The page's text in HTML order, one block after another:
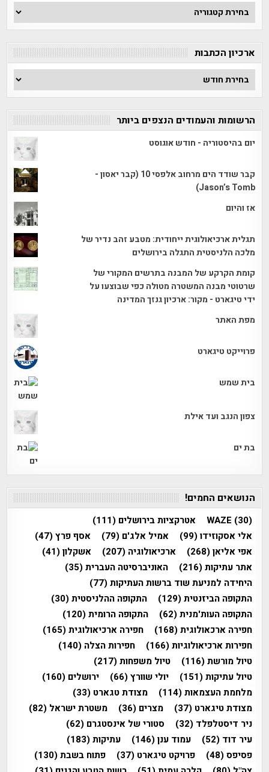
חפש
לפי
קטגוריה
ארכיון הכתבות
ארכיון
הכתבות
הרשומות והעמודים הנצפים ביותר
יום בהיסטוריה - חודש אוגוסט
קבר שודד הים מרחוב אלפסי 10 (קבר יאסון -
Jason’s Tomb)
אז והיום
תגלית ארכיאולוגית ייחודית: מטבע זהב נדיר של
מלכה הלניסטית התגלה בירושלים
קומת הקרקע של המבנה בתרשים המקורי של
שרטוטי מבנה המשטרה מטולה כפי שבוצעו על
ידי טיגארט - מקור: ארכיון גנזך המדינה
מפת האתר
פרוייקט טיגארט
בית שמש
צפון הנגב ועד אילת
בת ים
הנושאים החמים!
WAZE (30) אטרקציות בירושלים (111)
אלי אסקוזידו(99) אמיל אלג'ם (79) אסף פרץ(47)
אפי אליאן(268) ארכיאולוגיה (207) אשקלון(41)
אתר עתיקות(216) האוניברסיטה העברית(35)
היחידה למניעת שוד ברשות העתיקות(77)
התקופה הביזנטית(129) התקופה ההלניסטית(30)
התקופה העות'מנית(62) התקופה הרומית(120)
חפירה ארכאולוגית(168) חפירה ארכיאולוגית(165)
חפירות ארכיאולוגיות(166) חפירות הצלה (140)
טיול מורשת(116) טיול משפחות(217)
טיול עתיקות(151) יולי שוורץ(66) ירושלים (160)
מלחמת העצמאות(114) מצודת טגארט (33)
מצודת טיגארט (37) מצרים (36) משטרת ישראל (82)
ניר דיסטלפלד (32) סטורי של אינסטגרם (62)
עיר דוד (52) עמוד ענן(146) עתיקות(183)
פסיפס(48) פרויקט טיגארט (37) פתוח בשבת(130)